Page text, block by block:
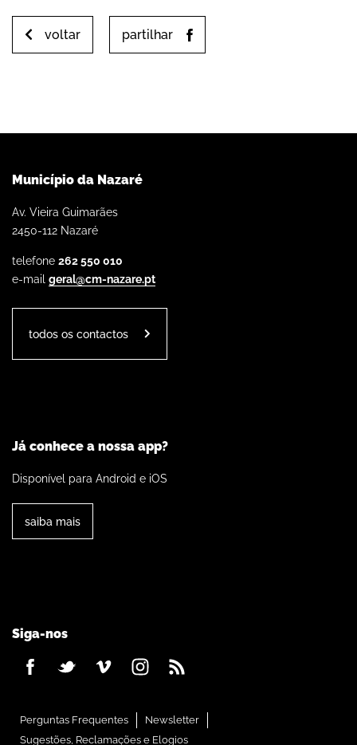
voltar partilhar
Município da Nazaré
Av. Vieira Guimarães
2450-112 Nazaré
telefone 262 550 010
e-mail geral@cm-nazare.pt
todos os contactos
Já conhece a nossa app?
Disponível para Android e iOS
saiba mais
Siga-nos
Perguntas Frequentes
Newsletter
Sugestões, Reclamações e Elogios